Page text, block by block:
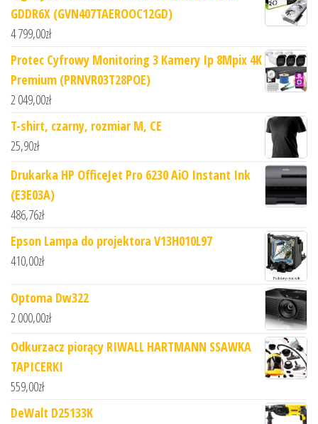
GDDR6X (GVN407TAEROOC12GD)
4 799,00zł
Protec Cyfrowy Monitoring 3 Kamery Ip 8Mpix 4K
Premium (PRNVR03T28POE)
2 049,00zł
T-shirt, czarny, rozmiar M, CE
25,90zł
Drukarka HP OfficeJet Pro 6230 AiO Instant Ink
(E3E03A)
486,76zł
Epson Lampa do projektora V13H010L97
410,00zł
Optoma Dw322
2 000,00zł
Odkurzacz piorący RIWALL HARTMANN SSAWKA
TAPICERKI
559,00zł
DeWalt D25133K